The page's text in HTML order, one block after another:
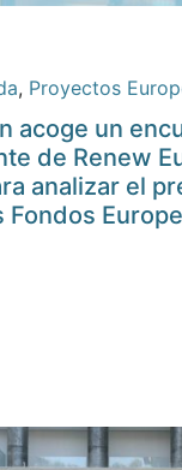
, Proyectos
acoge un
de Renew
analizar el